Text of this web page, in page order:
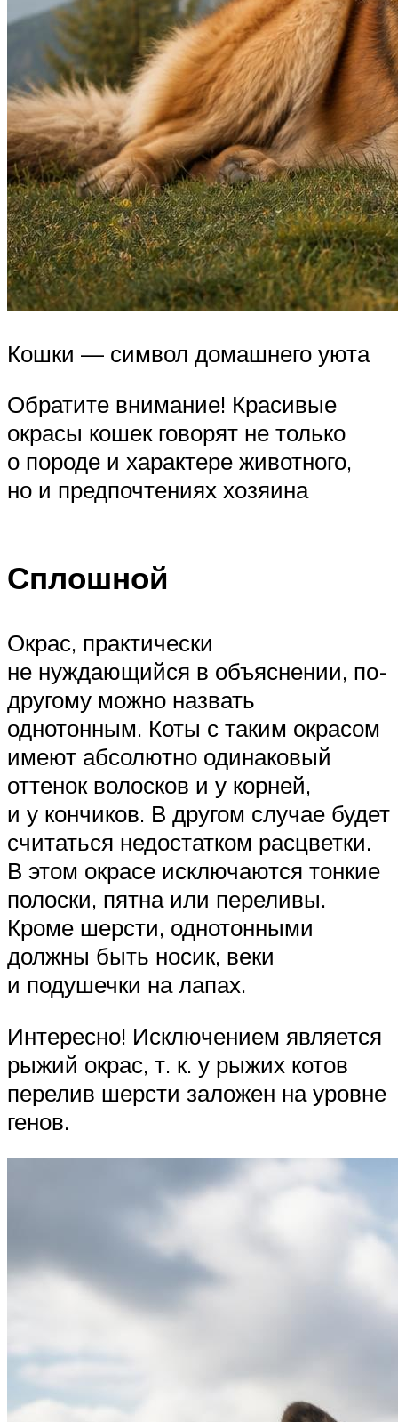
Кошки — символ домашнего уюта
Обратите внимание! Красивые
окрасы кошек говорят не только
о породе и характере животного,
но и предпочтениях хозяина
Сплошной
Окрас, практически
не нуждающийся в объяснении, по-
другому можно назвать
однотонным. Коты с таким окрасом
имеют абсолютно одинаковый
оттенок волосков и у корней,
и у кончиков. В другом случае будет
считаться недостатком расцветки.
В этом окрасе исключаются тонкие
полоски, пятна или переливы.
Кроме шерсти, однотонными
должны быть носик, веки
и подушечки на лапах.
Интересно! Исключением является
рыжий окрас, т. к. у рыжих котов
перелив шерсти заложен на уровне
генов.